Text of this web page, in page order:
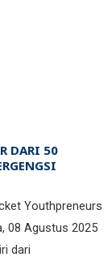
DARI 50
Youthpreneurs
08 Agustus 2025
dari